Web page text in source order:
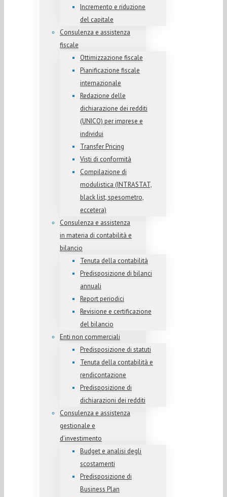
Incremento e riduzione
del capitale
Consulenza e assistenza
fiscale
Ottimizzazione fiscale
Pianificazione fiscale
internazionale
Redazione delle
dichiarazione dei redditi
(UNICO) per imprese e
individui
Transfer Pricing
Visti di conformità
Compilazione di
modulistica (INTRASTAT,
black list, spesometro,
eccetera)
Consulenza e assistenza
in materia di contabilità e
bilancio
Tenuta della contabilità
Predisposizione di bilanci
annuali
Report periodici
Revisione e certificazione
del bilancio
Enti non commerciali
Predisposizione di statuti
Tenuta della contabilità e
rendicontazione
Predisposizione di
dichiarazioni dei redditi
Consulenza e assistenza
gestionale e
d’investimento
Budget e analisi degli
scostamenti
Predisposizione di
Business Plan